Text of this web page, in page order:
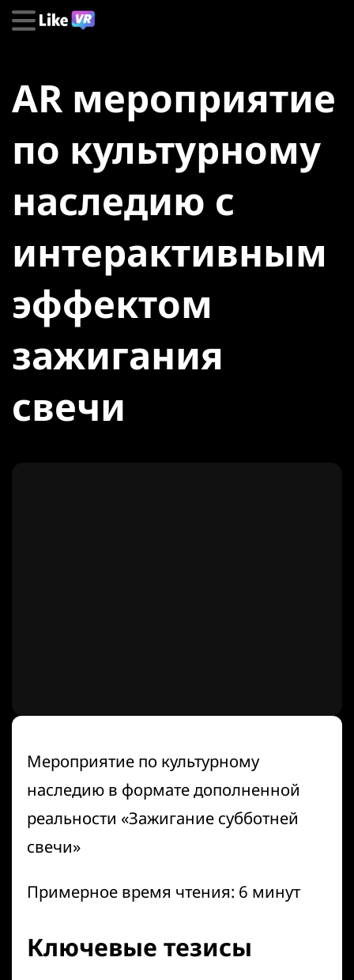
AR мероприятие
по культурному
наследию с
интерактивным
эффектом
зажигания
свечи
Мероприятие по культурному
наследию в формате дополненной
реальности «Зажигание субботней
свечи»
Примерное время чтения: 6 минут
Ключевые тезисы